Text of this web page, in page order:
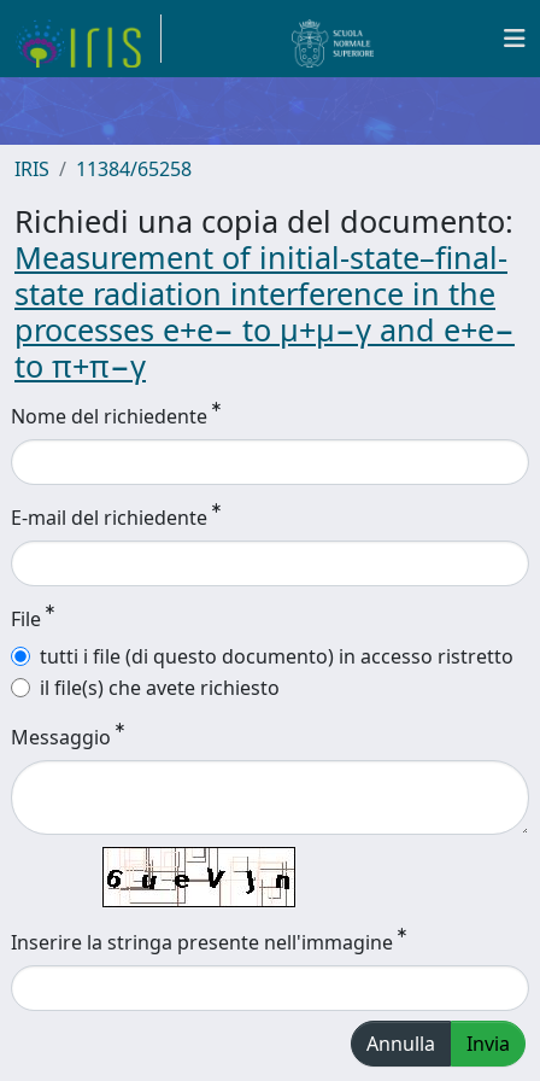
IRIS 11384/65258
Richiedi una copia del documento:
Measurement of initial-state–final-
state radiation interference in the
processes e+e− to μ+μ−γ and e+e−
to π+π−γ
Nome del richiedente
E-mail del richiedente
File
tutti i file (di questo documento) in accesso ristretto
il file(s) che avete richiesto
Messaggio
Inserire la stringa presente nell'immagine
Annulla Invia